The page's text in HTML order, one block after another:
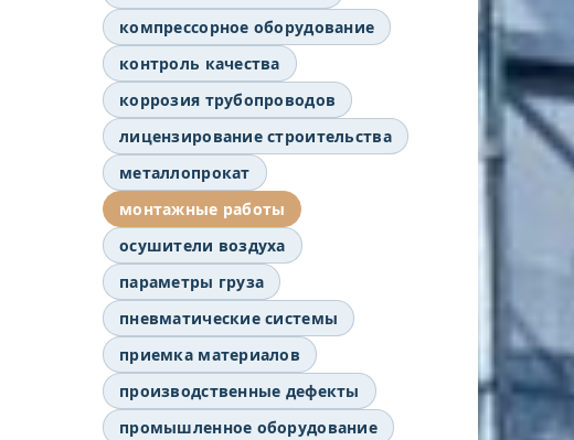
компрессорное оборудование
контроль качества
коррозия трубопроводов
лицензирование строительства
металлопрокат
монтажные работы
осушители воздуха
параметры груза
пневматические системы
приемка материалов
производственные дефекты
промышленное оборудование